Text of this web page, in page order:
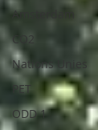
Amsterdam
CO2
Nations Unies
PET
ODD 1